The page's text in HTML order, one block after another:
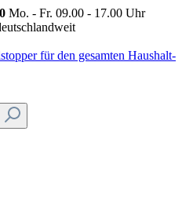
Mo. - Fr. 09.00 - 17.00 Uhr